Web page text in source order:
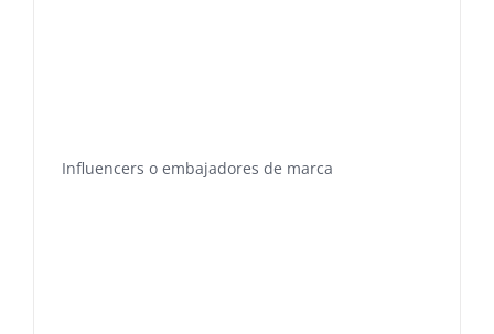
Influencers o embajadores de marca